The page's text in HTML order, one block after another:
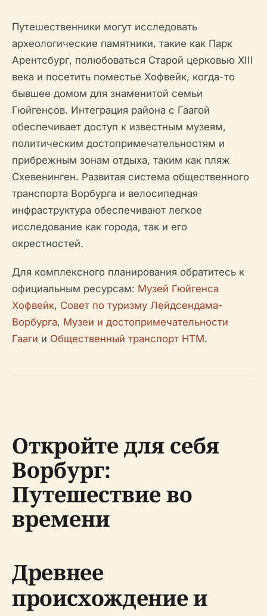
Путешественники могут исследовать
археологические памятники, такие как Парк
Арентсбург, полюбоваться Старой церковью XIII
века и посетить поместье Хофвейк, когда-то
бывшее домом для знаменитой семьи
Гюйгенсов. Интеграция района с Гаагой
обеспечивает доступ к известным музеям,
политическим достопримечательностям и
прибрежным зонам отдыха, таким как пляж
Схевенинген. Развитая система общественного
транспорта Ворбурга и велосипедная
инфраструктура обеспечивают легкое
исследование как города, так и его
окрестностей.
Для комплексного планирования обратитесь к
официальным ресурсам: Музей Гюйгенса
Хофвейк, Совет по туризму Лейдсендама-
Ворбурга, Музеи и достопримечательности
Гааги и Общественный транспорт HTM.
Откройте для себя
Ворбург:
Путешествие во
времени
Древнее
происхождение и